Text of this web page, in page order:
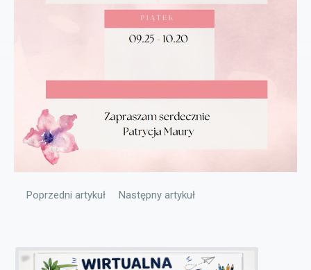
Poprzedni artykuł: Plan lekcji dla dorosłych
Poprzedni artykuł Następny artykuł: Plan pracy biblioteki
Następny artykuł